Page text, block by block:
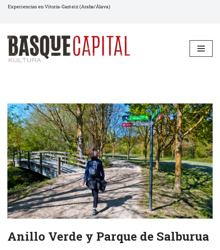
al
contenido
Experiencias en Vitoria-Gasteiz (Araba/Álava)
Anillo Verde y Parque de Salburua